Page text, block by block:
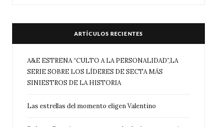
ARTÍCULOS RECIENTES
A&E ESTRENA “CULTO A LA PERSONALIDAD”,LA
SERIE SOBRE LOS LÍDERES DE SECTA MÁS
SINIESTROS DE LA HISTORIA
Las estrellas del momento eligen Valentino